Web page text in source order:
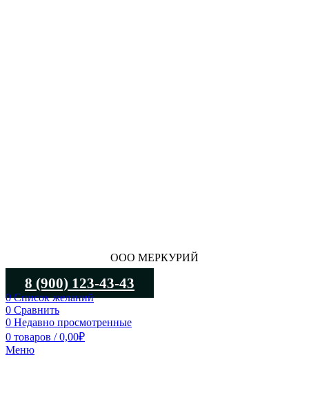
ООО МЕРКУРИЙ
8 (900) 123-43-43
0Список желаний
0 Сравнить
0 Недавно просмотренные
0 товаров / 0,00₽
Меню